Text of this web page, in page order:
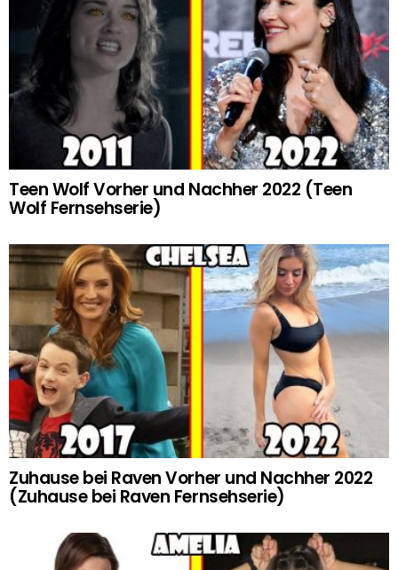
Teen Wolf Vorher und Nachher 2022 (Teen
Wolf Fernsehserie)
Zuhause bei Raven Vorher und Nachher 2022
(Zuhause bei Raven Fernsehserie)